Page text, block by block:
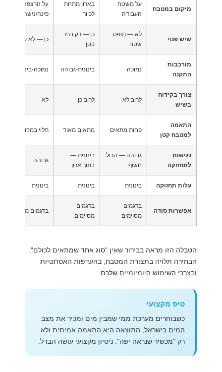
מיקום במטבח
על משטח
העבודה
בארון מתחת
לכיור
על הרצפה —
פינה/נישה
שיש פנוי
לא — תופס
שטח
כן — רק ברז
קטן
כן — לא על השיש
מורכבות
התקנה
נמוכה בינונית-גבוהה נמוכה-בינונית
צורך בקידוח
בשיש
לרוב לא לרוב כן לא
התאמה
למטבח קטן
פחות מתאים מתאים מאוד תלוי במקום רצפתי
נגישות
לתחזוקה
גבוהה — הכול
חשוף
בינונית —
בתוך ארון
גבוהה
עלות תחזוקה בינונית בינונית בינונית
אפשרות סודה
בדגמים
מסוימים
בדגמים
מסוימים
בדגמים מסוימים
הטבלה הזו מראה בבירור שאין "סוג אחד שמתאים לכולם".
הבחירה תלויה בתצורת המטבח, בהעדפות האסתטיות
ובצרכי השימוש היומיומיים שלכם.
טיפ מקצועי
כשבוחרים מערכת ממי שמבין מים ומכיר את מצב
המים בישראל, התוצאה היא התאמה אמיתית ולא
רק "מכשיר שנראה יפה". ניסיון מקצועי עושה הבדל.